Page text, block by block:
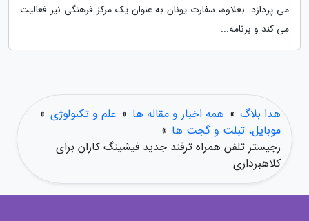
می پردازد. بعلاوه، سفارت یونان به عنوان یک مرکز فرهنگی نیز فعالیت
می کند و برنامه...
هدا بلاگ » همه اخبار و مقاله ها » علم و تکنولوژی »
موبایل، تبلت و گجت ها »
رجیستر تلفن همراه ترفند جدید فیشینگ کاران برای
کلاهبرداری